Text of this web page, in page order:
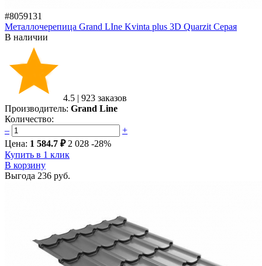
#8059131
Металлочерепица Grand LIne Kvinta plus 3D Quarzit Серая
В наличии
4.5 | 923 заказов
Производитель: Grand Line
Количество:
–
+
Цена: 1 584.7 ₽ 2 028 -28%
Купить в 1 клик
В корзину
Выгода 236 руб.